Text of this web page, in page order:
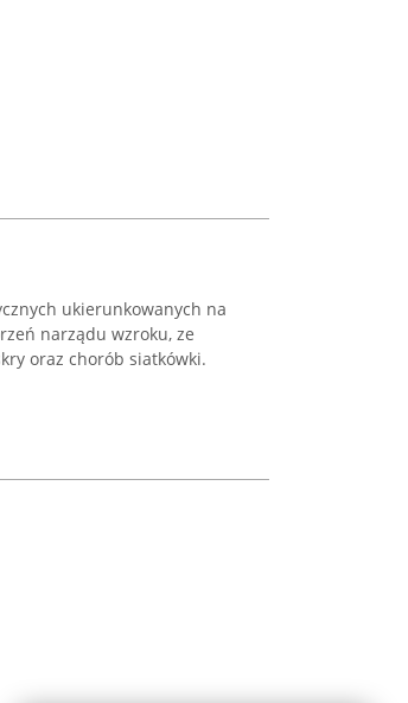
ukierunkowanych na
narządu wzroku, ze
oraz chorób siatkówki.